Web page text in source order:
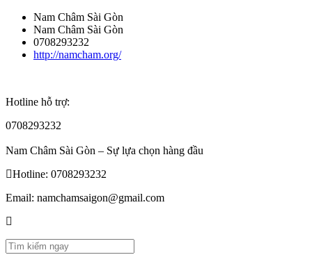
Nam Châm Sài Gòn
Nam Châm Sài Gòn
0708293232
http://namcham.org/
Hotline hỗ trợ:
0708293232
Nam Châm Sài Gòn – Sự lựa chọn hàng đầu
Hotline: 0708293232
Email: namchamsaigon@gmail.com